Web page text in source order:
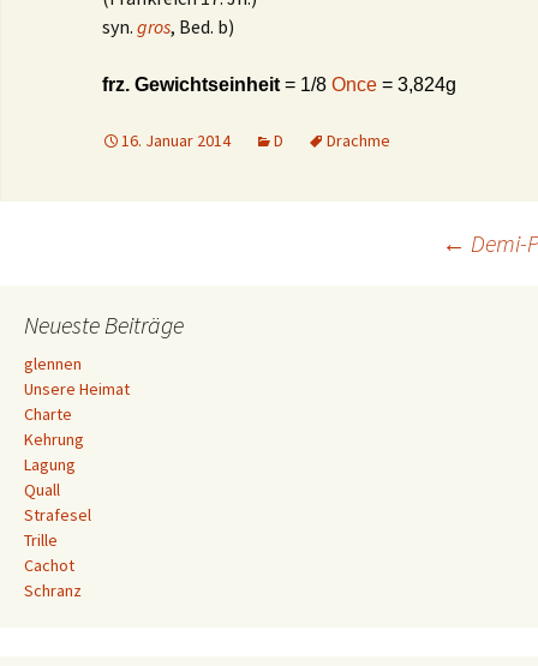
syn. gros, Bed. b)
frz. Gewichtseinheit = 1/8 Once = 3,824g
16. Januar 2014 D Drachme
Navigation
← Demi-
Neueste Beiträge
glennen
Unsere Heimat
Charte
Kehrung
Lagung
Quall
Strafesel
Trille
Cachot
Schranz